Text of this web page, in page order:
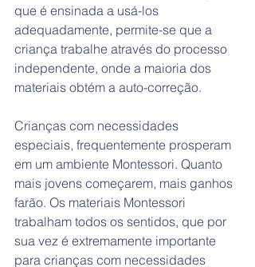
que é ensinada a usá-los
adequadamente, permite-se que a
criança trabalhe através do processo
independente, onde a maioria dos
materiais obtém a auto-correção.
​Crianças com necessidades
especiais, frequentemente prosperam
em um ambiente Montessori. Quanto
mais jovens começarem, mais ganhos
farão. Os materiais Montessori
trabalham todos os sentidos, que por
sua vez é extremamente importante
para crianças com necessidades